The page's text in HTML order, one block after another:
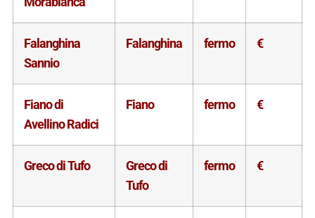
Falanghina
Sannio
Falanghina fermo €
Fiano di
Avellino Radici
Fiano fermo €
Greco di Tufo
Greco di
Tufo
fermo €